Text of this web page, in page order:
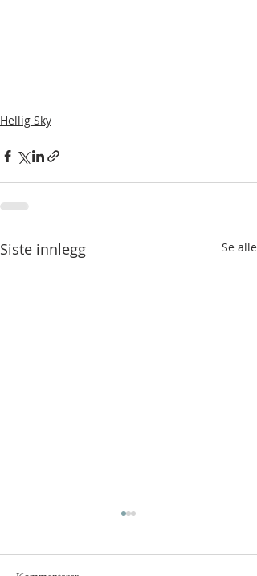
Hellig Sky
Siste innlegg Se alle